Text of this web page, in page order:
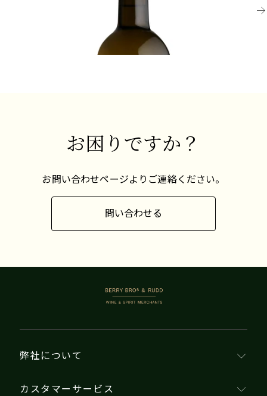
マップに確固たる位置に確立しました。現在では
多くの生産者がクラウディ・ベイに匹敵する品質
を誇り、ソーヴィニヨン・ブランはニュージーラ
ンドの象徴的なブドウとなっています。
帯びた果実味のあるソーヴィニヨン・ブランを生
産しています。
¥4,070 (税込) - 750ml
お困りですか？
お問い合わせページよりご連絡ください。
問い合わせる
BERRY BROS. & RUDD
弊社について
カスタマーサービス